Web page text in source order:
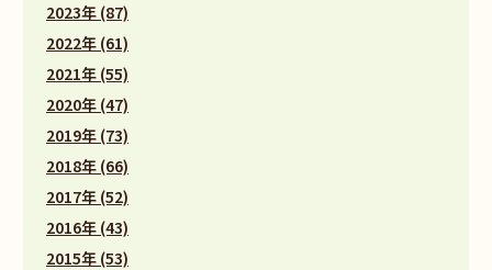
2023年 (87)
2022年 (61)
2021年 (55)
2020年 (47)
2019年 (73)
2018年 (66)
2017年 (52)
2016年 (43)
2015年 (53)